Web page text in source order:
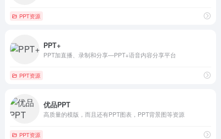
PPT资源
PPT+
PPT加直播、录制和分享—PPT+语音内容分享平台
PPT资源
优品PPT
高质量的模版，而且还有PPT图表，PPT背景图等资源
PPT资源